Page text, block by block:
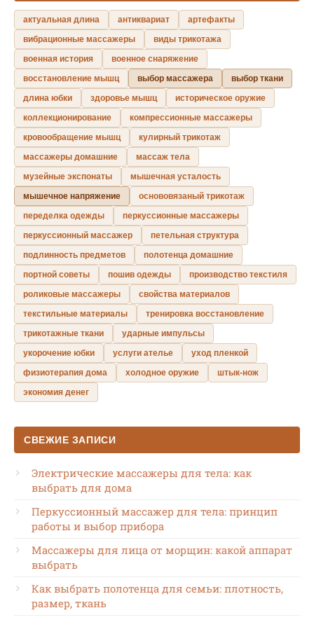
актуальная длина антиквариат
артефакты
вибрационные массажеры
виды трикотажа
военная история
военное снаряжение
восстановление мышц
выбор массажера
выбор ткани
длина юбки
здоровье мышц
историческое оружие
коллекционирование
компрессионные массажеры
кровообращение мышц
кулирный трикотаж
массажеры домашние
массаж тела
музейные экспонаты
мышечная усталость
мышечное напряжение
основовязаный трикотаж
переделка одежды
перкуссионные массажеры
перкуссионный массажер
петельная структура
подлинность предметов
полотенца домашние
портной советы
пошив одежды
производство текстиля
роликовые массажеры
свойства материалов
текстильные материалы
тренировка восстановление
трикотажные ткани
ударные импульсы
укорочение юбки
услуги ателье
уход пленкой
физиотерапия дома
холодное оружие
штык-нож
экономия денег
СВЕЖИЕ ЗАПИСИ
Электрические массажеры для тела: как
выбрать для дома
Перкуссионный массажер для тела: принцип
работы и выбор прибора
Массажеры для лица от морщин: какой аппарат
выбрать
Как выбрать полотенца для семьи: плотность,
размер, ткань